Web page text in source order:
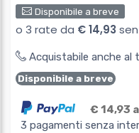
Disponibile a breve
Acquistabile anche al
Disponibile a breve
€ 14,93
3 pagamenti senza